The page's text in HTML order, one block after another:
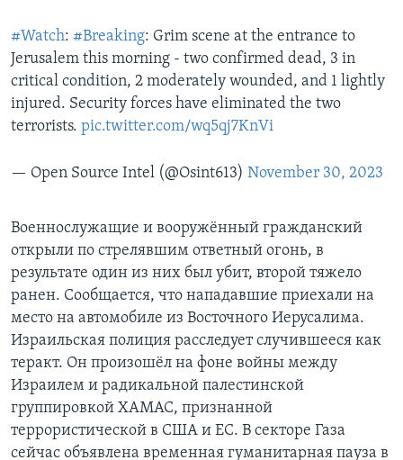
#Watch: #Breaking: Grim scene at the entrance to
Jerusalem this morning - two confirmed dead, 3 in
critical condition, 2 moderately wounded, and 1 lightly
injured. Security forces have eliminated the two
terrorists. pic.twitter.com/wq5qj7KnVi
— Open Source Intel (@Osint613) November 30, 2023
Военнослужащие и вооружённый гражданский
открыли по стрелявшим ответный огонь, в
результате один из них был убит, второй тяжело
ранен. Сообщается, что нападавшие приехали на
место на автомобиле из Восточного Иерусалима.
Израильская полиция расследует случившееся как
теракт. Он произошёл на фоне войны между
Израилем и радикальной палестинской
группировкой ХАМАС, признанной
террористической в США и ЕС. В секторе Газа
сейчас объявлена временная гуманитарная пауза в